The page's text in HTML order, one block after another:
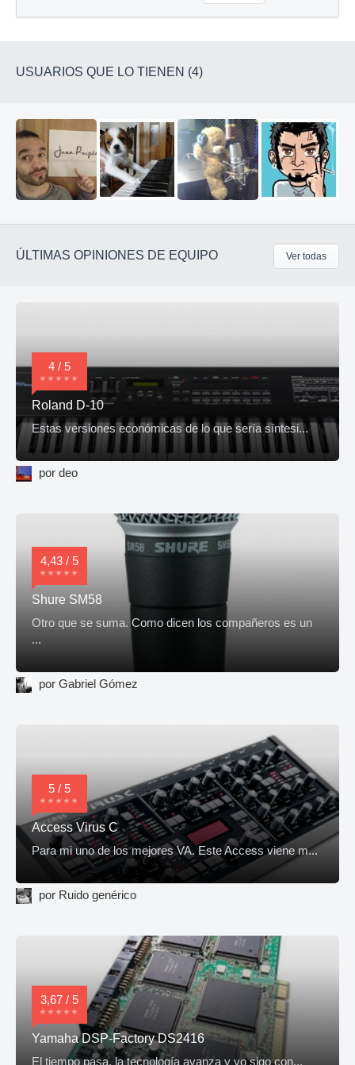
USUARIOS QUE LO TIENEN (4)
ÚLTIMAS OPINIONES DE EQUIPO Ver todas
4 / 5
Roland D-10
Estas versiones económicas de lo que sería síntesi...
por deo
4,43 / 5
Shure SM58
Otro que se suma. Como dicen los compañeros es un
...
por Gabriel Gómez
5 / 5
Access Virus C
Para mi uno de los mejores VA. Este Access viene m...
por Ruido genérico
3,67 / 5
Yamaha DSP-Factory DS2416
El tiempo pasa, la tecnología avanza y yo sigo con...